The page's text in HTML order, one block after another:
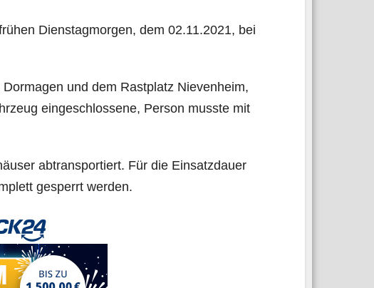
Diens­tag­mor­gen, dem 02.11.2021, bei
und dem Rast­platz Nie­ven­heim,
ein­ge­schlos­se­ne, Per­son muss­te mit
abtrans­por­tiert. Für die Ein­satz­dau­er
gesperrt werden.